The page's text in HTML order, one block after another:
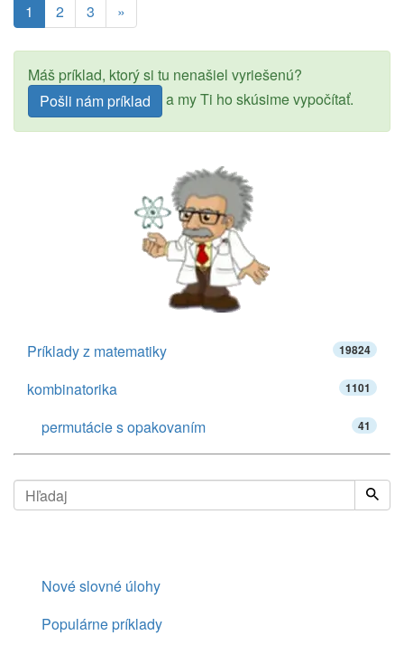
1 2 3 »
Máš príklad, ktorý si tu nenašiel vyriešenú?
Pošli nám príklad
a my Ti ho skúsime vypočítať.
Príklady z matematiky 19824
kombinatorika 1101
permutácie s opakovaním 41
Nové slovné úlohy
Populárne príklady